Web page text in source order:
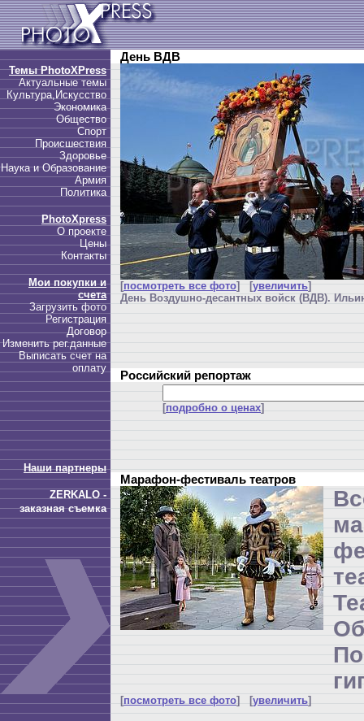
Темы PhotoXPress
Актуальные темы
Культура,Искусство
Экономика
Общество
Спорт
Происшествия
Здоровье
Наука и Образование
Армия
Политика
PhotoXpress
О проекте
Цены
Контакты
Мои покупки и
счета
Загрузить фото
Регистрация
Договор
Изменить рег.данные
Выписать счет на
оплату
Наши партнеры
ZERKALO -
заказная съемка
День ВДВ
[посмотреть все фото] [увеличить]
День Воздушно-десантных войск (ВДВ).
Российский репортаж
[подробно о ценах]
Марафон-фестиваль театров
[посмотреть все фото] [увеличить]